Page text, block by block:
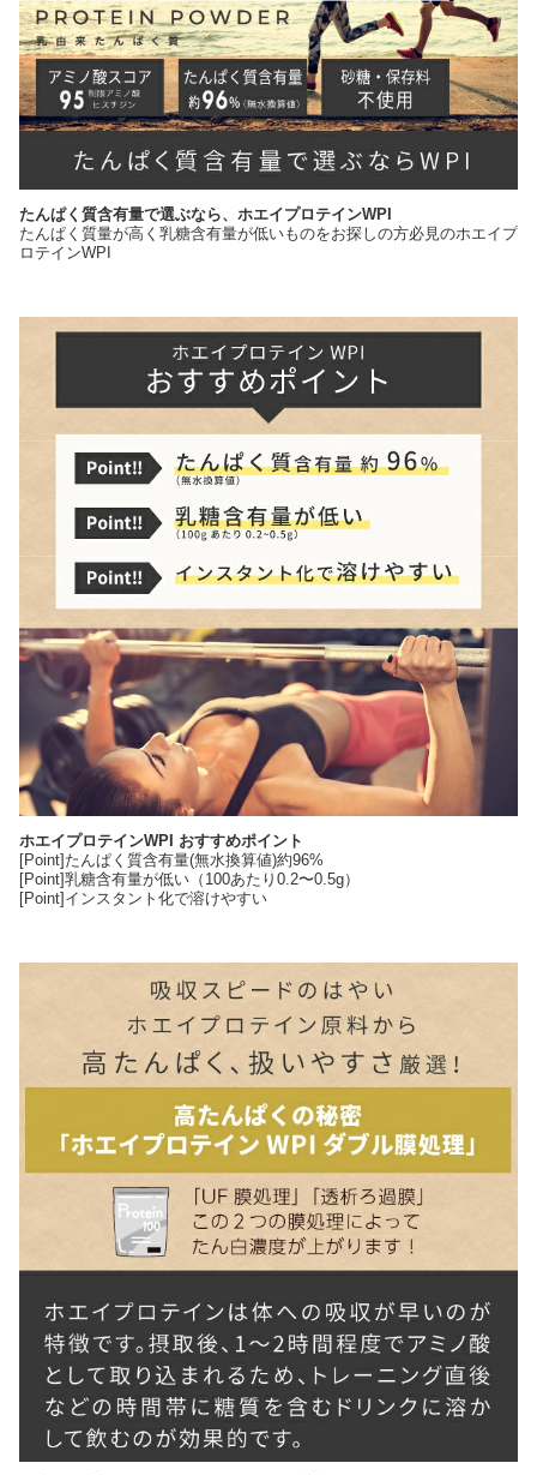
たんぱく質含有量で選ぶなら、ホエイプロテインWPI
たんぱく質量が高く乳糖含有量が低いものをお探しの方必見のホエイプ
ロテインWPI
ホエイプロテインWPI おすすめポイント
[Point]たんぱく質含有量(無水換算値)約96%
[Point]乳糖含有量が低い（100あたり0.2〜0.5g）
[Point]インスタント化で溶けやすい